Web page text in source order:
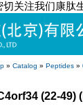
关注我们康
» Catalog » Peptides »
(22-49)